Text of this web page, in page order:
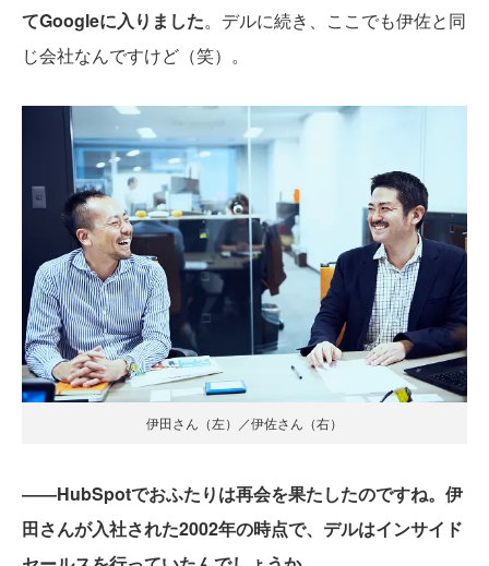
てGoogleに入りました。デルに続き、ここでも伊佐と同
じ会社なんですけど（笑）。
伊田さん（左）／伊佐さん（右）
――HubSpotでおふたりは再会を果たしたのですね。伊
田さんが入社された2002年の時点で、デルはインサイド